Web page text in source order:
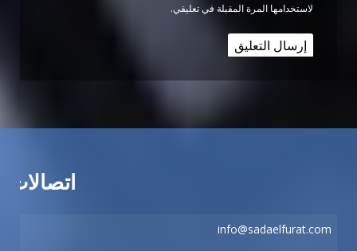
لاستخدامها المرة المقبلة في تعليقي.
اتصالات
info@sadaelfurat.com